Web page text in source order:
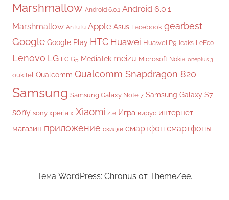
Marshmallow Android 6.0.1 Android 6.0.1
Marshmallow AnTuTu Apple Asus Facebook gearbest
Google Google Play HTC Huawei Huawei P9 leaks LeEco
Lenovo LG LG G5 MediaTek meizu Microsoft Nokia oneplus 3
oukitel Qualcomm Qualcomm Snapdragon 820
Samsung Samsung Galaxy Note 7 Samsung Galaxy S7
sony sony xperia x Xiaomi zte Игра вирус интернет-
магазин приложение скидки смартфон смартфоны
Тема WordPress: Chronus от ThemeZee.